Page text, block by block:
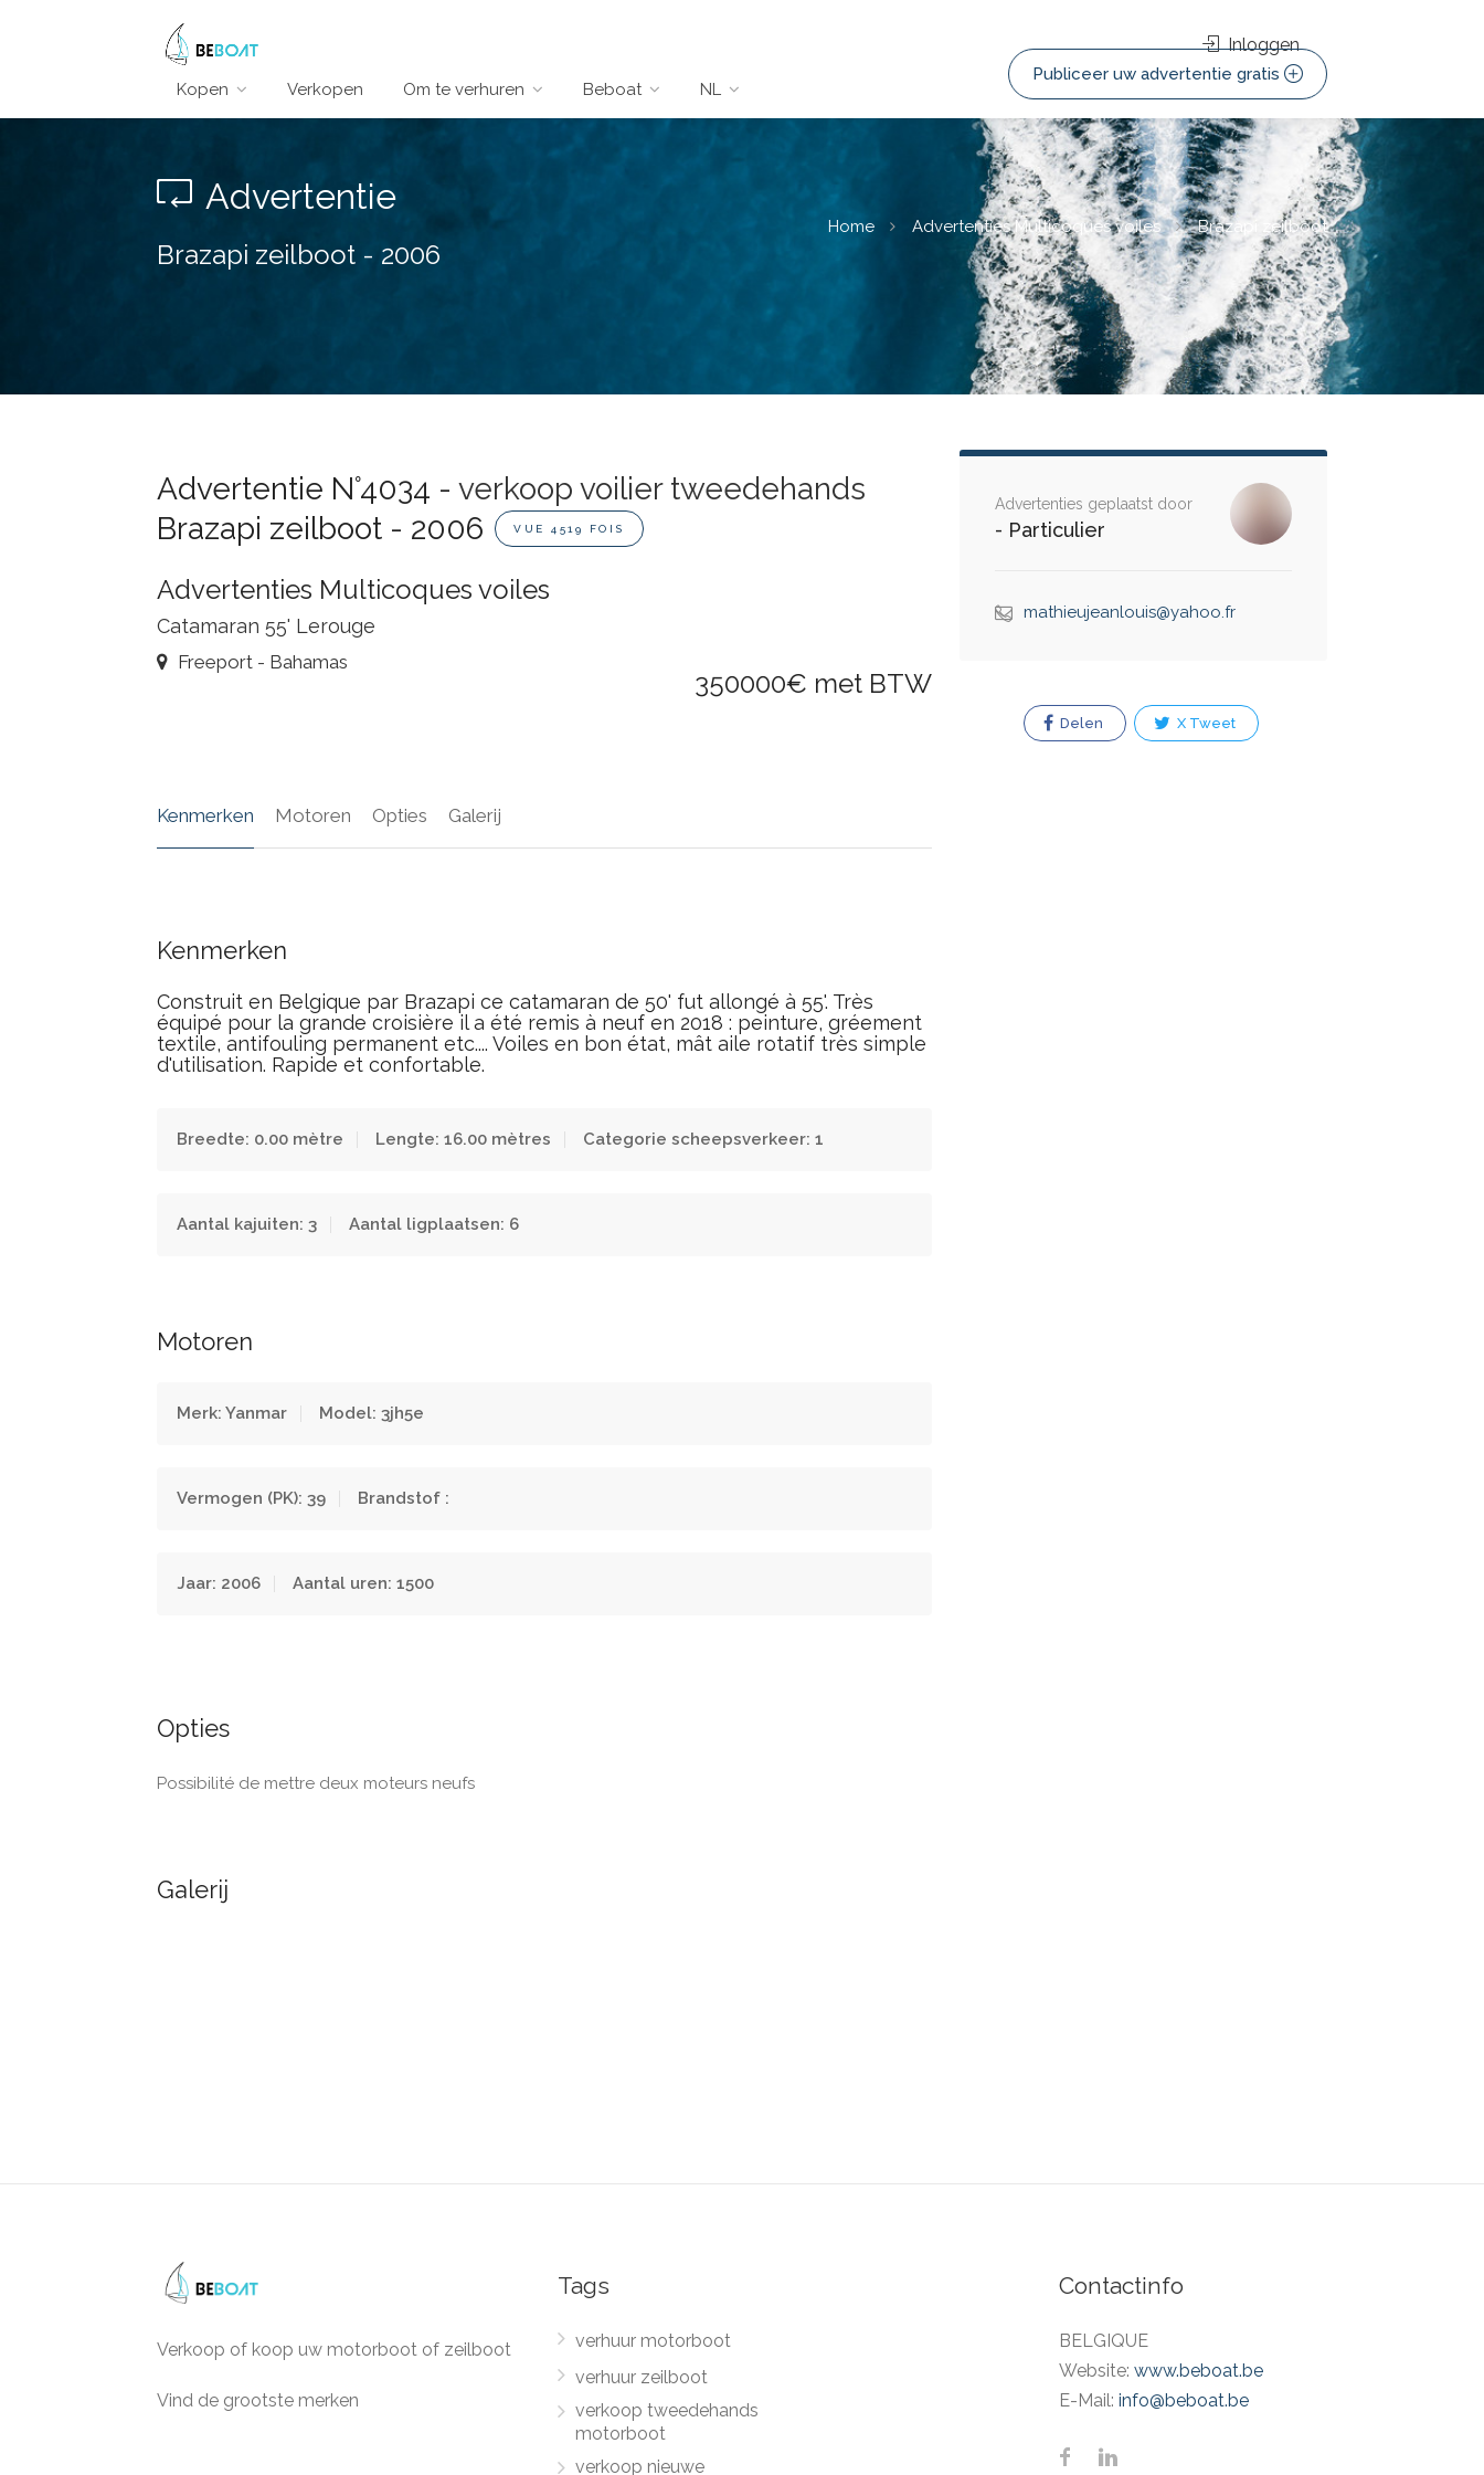
Kopen Verkopen Om te verhuren Beboat NL
Inloggen
Publiceer uw advertentie gratis
Home Advertenties Multicoques voiles Brazapi zeilboot
Advertentie
Brazapi zeilboot - 2006
Advertentie N°4034 - verkoop voilier tweedehands
Brazapi zeilboot - 2006
VUE 4519 FOIS
Advertenties Multicoques voiles
Catamaran 55' Lerouge
Freeport - Bahamas
350000€ met BTW
Kenmerken Motoren Opties Galerij
Kenmerken
Construit en Belgique par Brazapi ce catamaran de 50' fut allongé à 55'. Très
équipé pour la grande croisière il a été remis à neuf en 2018 : peinture, gréement
textile, antifouling permanent etc.... Voiles en bon état, mât aile rotatif très simple
d'utilisation. Rapide et confortable.
Breedte: 0.00 mètre Lengte: 16.00 mètres Categorie scheepsverkeer: 1
Aantal kajuiten: 3 Aantal ligplaatsen: 6
Motoren
Merk: Yanmar Model: 3jh5e
Vermogen (PK): 39 Brandstof :
Jaar: 2006 Aantal uren: 1500
Opties
Possibilité de mettre deux moteurs neufs
Galerij
Advertenties geplaatst door
- Particulier
mathieujeanlouis@yahoo.fr
Delen X Tweet
Verkoop of koop uw motorboot of zeilboot
Vind de grootste merken
Tags
verhuur motorboot
verhuur zeilboot
verkoop tweedehands
motorboot
verkoop nieuwe
Contactinfo
BELGIQUE
Website:www.beboat.be
E-Mail: info@beboat.be